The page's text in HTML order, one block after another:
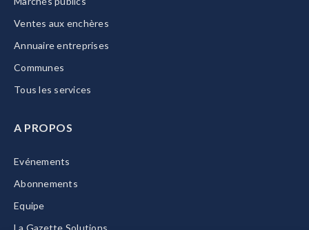
Ventes aux enchères
Annuaire entreprises
Communes
Tous les services
A PROPOS
Evénements
Abonnements
Equipe
La Gazette Solutions